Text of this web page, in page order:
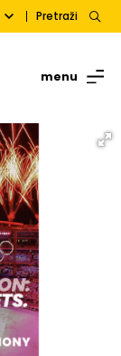
Pretraži
menu